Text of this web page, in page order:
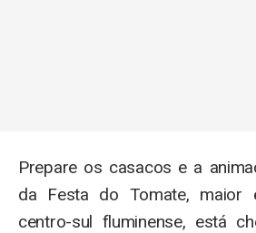
Prepare os casacos e a
da Festa do Tomate, maior
centro-sul fluminense, está